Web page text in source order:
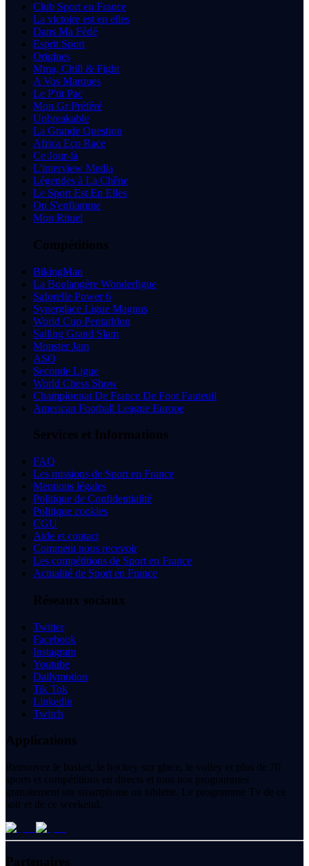
Club Sport en France
La victoire est en elles
Dans Ma Fédé
Esprit Sport
Origines
Mma, Chill & Fight
A Vos Marques
Le P'tit Pac
Mon Gr Préféré
Unbreakable
La Grande Question
Africa Eco Race
Ce Jour-là
L'interview Media
Légendes à La Chêne
Le Sport Est En Elles
On S'enflamme
Mon Rituel
Compétitions
BikingMan
La Boulangère Wonderligue
Saforelle Power 6
Synerglace Ligue Magnus
World Cup Pentathlon
Sailing Grand Slam
Monster Jam
ASO
Seconde Ligue
World Chess Show
Championnat De France De Foot Fauteuil
American Football League Europe
Services et Informations
FAQ
Les missions de Sport en France
Mentions légales
Politique de Confidentialité
Politique cookies
CGU
Aide et contact
Comment nous recevoir
Les compétitions de Sport en France
Actualité de Sport en France
Réseaux sociaux
Twitter
Facebook
Instagram
Youtube
Dailymotion
Tik Tok
Linkedin
Twitch
Applications
Retrouvez le basket, le hockey sur glace, le volley et plus de 70
sports et compétitions en directs et tous nos programmes
gratuitement sur smartphone ou tablette. Le programme Tv de ce
soir et de ce weekend.
Partenaires